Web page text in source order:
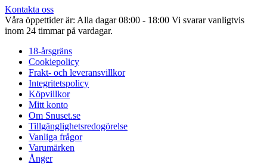
Kontakta oss
Våra öppettider är: Alla dagar 08:00 - 18:00 Vi svarar vanligtvis
inom 24 timmar på vardagar.
18-årsgräns
Cookiepolicy
Frakt- och leveransvillkor
Integritetspolicy
Köpvillkor
Mitt konto
Om Snuset.se
Tillgänglighetsredogörelse
Vanliga frågor
Varumärken
Ånger